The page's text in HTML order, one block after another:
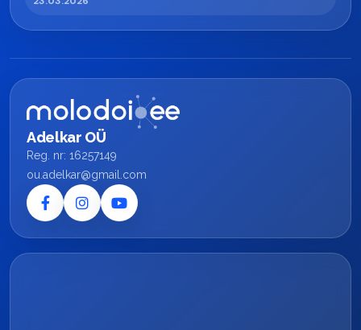
Adelkar OÜ
Reg. nr: 16257149
ou.adelkar@gmail.com